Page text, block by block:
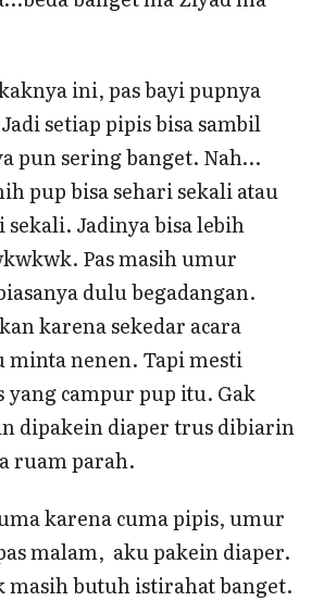
ini, pas bayi pupnya
setiap pipis bisa sambil
pun sering banget. Nah…
pup bisa sehari sekali atau
sekali. Jadinya bisa lebih
Pas masih umur
dulu begadangan.
karena sekedar acara
minta nenen. Tapi mesti
campur pup itu. Gak
dipakein diaper trus dibiarin
ruam parah.
karena cuma pipis, umur
malam, aku pakein diaper.
masih butuh istirahat banget.